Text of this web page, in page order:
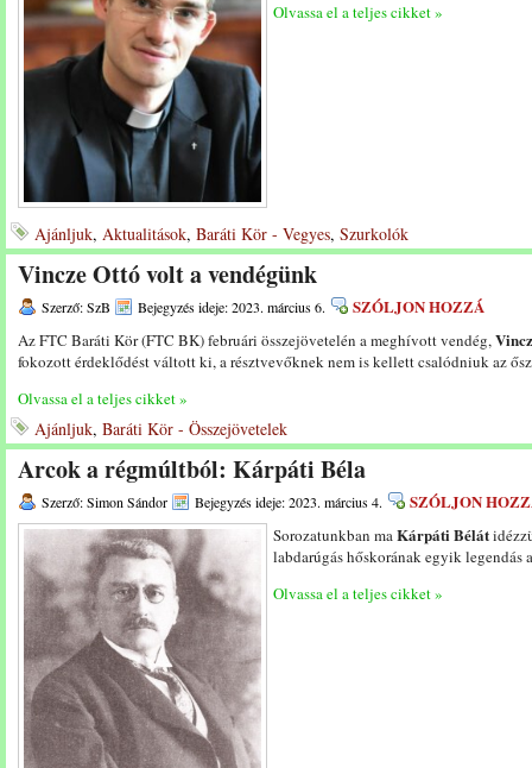
Olvassa el a teljes cikket »
Ajánljuk, Aktualitások, Baráti Kör - Vegyes, Szurkolók
Vincze Ottó volt a vendégünk
Szerző: SzB Bejegyzés ideje: 2023. március 6. SZÓLJON HOZZÁ
Az FTC Baráti Kör (FTC BK) februári összejövetelén a meghívott vendég,
fokozott érdeklődést váltott ki, a résztvevőknek nem is kellett csalódniuk az
Olvassa el a teljes cikket »
Ajánljuk, Baráti Kör - Összejövetelek
Arcok a régmúltból: Kárpáti Béla
Szerző: Simon Sándor Bejegyzés ideje: 2023. március 4. SZÓLJON
Sorozatunkban maKárpáti Bélát
labdarúgás hőskorának egyik legendás
Olvassa el a teljes cikket »